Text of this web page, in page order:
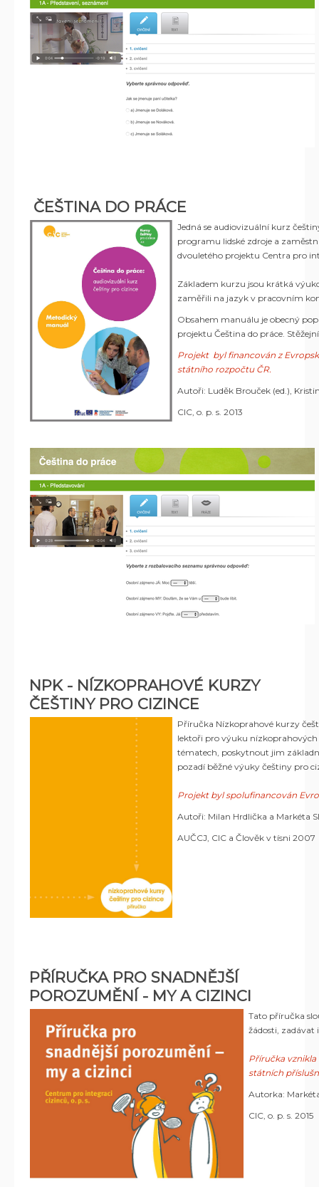
ČEŠTINA DO PRÁCE
Jedná se audiovizuální kurz
programu lidské zdroje a
dvouletého projektu Centra pro
Základem kurzu jsou krátká
zaměřili na jazyk v pracovním
Obsahem manuálu je obecný
projektu Čeština do práce.
Projekt byl financován z
státního rozpočtu ČR.
Autoři: Luděk Brouček (ed.),
CIC, o. p. s. 2013
NPK - NÍZKOPRAHOVÉ KURZY
ČEŠTINY PRO CIZINCE
Příručka Nízkoprahové kurzy
lektoři pro výuku
tématech, poskytnout jim
pozadí běžné výuky češtiny pro
Projekt byl spolufinancován
Autoři: Milan Hrdlička a Markéta
AUČCJ, CIC a Člověk v tísni 2007
PŘÍRUČKA PRO SNADNĚJŠÍ
POROZUMĚNÍ - MY A CIZINCI
Tato příručka
žádosti, zadávat
Příručka
státních
Autorka:
CIC, o. p. s. 2015